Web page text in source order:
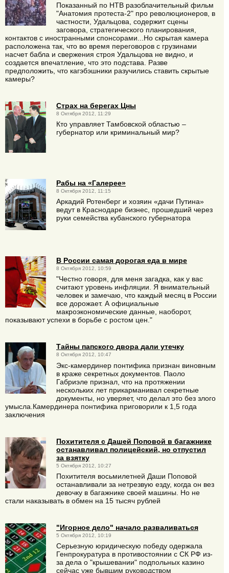
Показанный по НТВ разоблачительный фильм
"Анатомия протеста-2" про революционеров, в
частности, Удальцова, содержит сцены
заговора, стратегического планирования,
контактов с иностранными спонсорами...Но скрытая камера
расположена так, что во время переговоров с грузинами
насчет бабла и свержения строя Удальцова не видно, и
создается впечатление, что это подстава. Разве
предположить, что кагэбэшники разучились ставить скрытые
камеры?
Страх на берегах Цны
8 Октября 2012, 11:29
Кто управляет Тамбовской областью –
губернатор или криминальный мир?
Рабы на «Галерее»
8 Октября 2012, 11:15
Аркадий Ротенберг и хозяин «дачи Путина»
ведут в Краснодаре бизнес, прошедший через
руки семейства кубанского губернатора
В России самая дорогая еда в мире
8 Октября 2012, 10:59
"Честно говоря, для меня загадка, как у вас
считают уровень инфляции. Я внимательный
человек и замечаю, что каждый месяц в России
все дорожает. А официальные
макроэкономические данные, наоборот,
показывают успехи в борьбе с ростом цен."
Тайны папского двора дали утечку
8 Октября 2012, 10:47
Экс-камердинер понтифика признан виновным
в краже секретных документов. Паоло
Габриэле признал, что на протяжении
нескольких лет прикарманивал секретные
документы, но уверяет, что делал это без злого
умысла.Камердинера понтифика приговорили к 1,5 года
заключения
Похитителя с Дашей Поповой в багажнике
останавливал полицейский, но отпустил
за взятку
5 Октября 2012, 10:27
Похитителя восьмилетней Даши Поповой
останавливали за нетрезвую езду, когда он вез
девочку в багажнике своей машины. Но не
стали наказывать в обмен на 15 тысяч рублей
"Игорное дело" начало разваливаться
5 Октября 2012, 10:19
Серьезную юридическую победу одержала
Генпрокуратура в противостоянии с СК РФ из-
за дела о "крышевании" подпольных казино
сейчас уже бывшим руководством